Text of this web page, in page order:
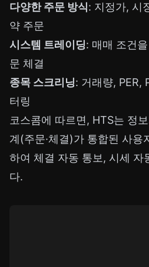
다양한 주문 방식: 지정가, 시
약 주문
시스템 트레이딩: 매매 조건
문 체결
종목 스크리닝: 거래량, PER,
터링
코스콤에 따르면, HTS는 정
계(주문·체결)가 통합된 사용
하여 체결 자동 통보, 시세 자
다.